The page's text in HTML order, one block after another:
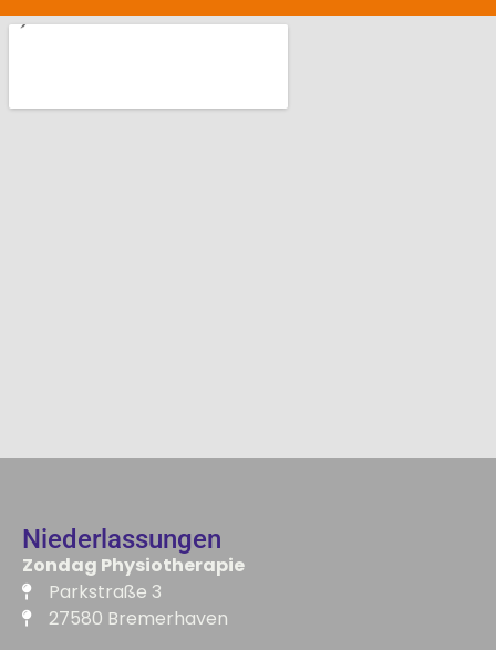
Niederlassungen
Zondag Physiotherapie​
Parkstraße 3
27580 Bremerhaven